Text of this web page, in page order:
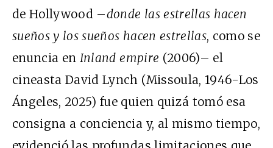
de Hollywood –donde las estrellas hacen
sueños y los sueños hacen estrellas, como se
enuncia en Inland empire (2006)– el
cineasta David Lynch (Missoula, 1946-Los
Ángeles, 2025) fue quien quizá tomó esa
consigna a conciencia y, al mismo tiempo,